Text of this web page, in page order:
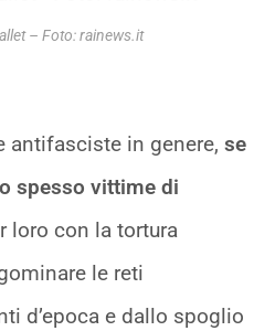
– Foto: rainews.it
antifasciste in genere,se
spesso vittime di
loro con la tortura
le reti
d’epoca e dallo spoglio